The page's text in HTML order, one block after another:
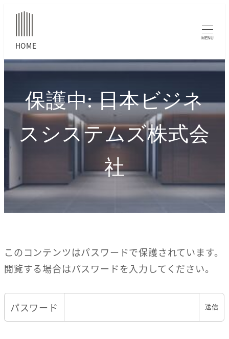
MENU
保護中: 日本ビジネ
スシステムズ株式会
社
このコンテンツはパスワードで保護されています。
閲覧する場合はパスワードを入力してください。
パスワード